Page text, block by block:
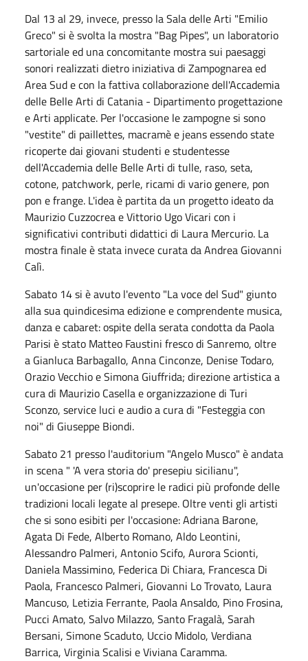
Dal 13 al 29, invece, presso la Sala delle Arti "Emilio
Greco" si è svolta la mostra "Bag Pipes", un laboratorio
sartoriale ed una concomitante mostra sui paesaggi
sonori realizzati dietro iniziativa di Zampognarea ed
Area Sud e con la fattiva collaborazione dell'Accademia
delle Belle Arti di Catania - Dipartimento progettazione
e Arti applicate. Per l'occasione le zampogne si sono
"vestite" di paillettes, macramè e jeans essendo state
ricoperte dai giovani studenti e studentesse
dell'Accademia delle Belle Arti di tulle, raso, seta,
cotone, patchwork, perle, ricami di vario genere, pon
pon e frange. L'idea è partita da un progetto ideato da
Maurizio Cuzzocrea e Vittorio Ugo Vicari con i
significativi contributi didattici di Laura Mercurio. La
mostra finale è stata invece curata da Andrea Giovanni
Calì.
Sabato 14 si è avuto l'evento "La voce del Sud" giunto
alla sua quindicesima edizione e comprendente musica,
danza e cabaret: ospite della serata condotta da Paola
Parisi è stato Matteo Faustini fresco di Sanremo, oltre
a Gianluca Barbagallo, Anna Cinconze, Denise Todaro,
Orazio Vecchio e Simona Giuffrida; direzione artistica a
cura di Maurizio Casella e organizzazione di Turi
Sconzo, service luci e audio a cura di "Festeggia con
noi" di Giuseppe Biondi.
Sabato 21 presso l'auditorium "Angelo Musco" è andata
in scena " 'A vera storia do' presepiu sicilianu",
un'occasione per (ri)scoprire le radici più profonde delle
tradizioni locali legate al presepe. Oltre venti gli artisti
che si sono esibiti per l'occasione: Adriana Barone,
Agata Di Fede, Alberto Romano, Aldo Leontini,
Alessandro Palmeri, Antonio Scifo, Aurora Scionti,
Daniela Massimino, Federica Di Chiara, Francesca Di
Paola, Francesco Palmeri, Giovanni Lo Trovato, Laura
Mancuso, Letizia Ferrante, Paola Ansaldo, Pino Frosina,
Pucci Amato, Salvo Milazzo, Santo Fragalà, Sarah
Bersani, Simone Scaduto, Uccio Midolo, Verdiana
Barrica, Virginia Scalisi e Viviana Caramma.